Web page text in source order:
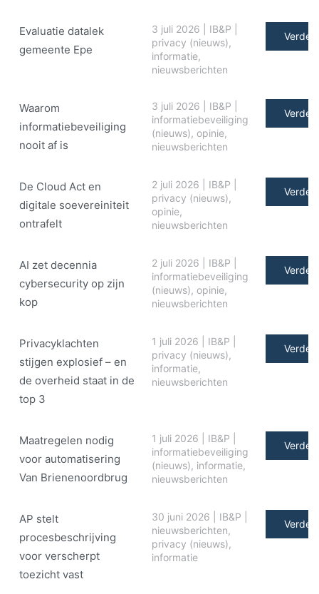
Evaluatie datalek
gemeente Epe
3 juli 2026 IB&P
privacy (nieuws),
informatie,
nieuwsberichten
Verder
Waarom
informatiebeveiliging
nooit af is
3 juli 2026 IB&P
informatiebeveiliging
(nieuws), opinie,
nieuwsberichten
Verder
De Cloud Act en
digitale soe­ve­rei­ni­teit
ontrafelt
2 juli 2026 IB&P
privacy (nieuws),
opinie,
nieuwsberichten
Verder
AI zet decennia
cybersecurity op zijn
kop
2 juli 2026 IB&P
informatiebeveiliging
(nieuws), opinie,
nieuwsberichten
Verder
Privacyklachten
stijgen explosief – en
de overheid staat in de
top 3
1 juli 2026 IB&P
privacy (nieuws),
informatie,
nieuwsberichten
Verder
Maatregelen nodig
voor automatisering
Van Brienenoordbrug
1 juli 2026 IB&P
informatiebeveiliging
(nieuws), informatie,
nieuwsberichten
Verder
AP stelt
procesbeschrijving
voor verscherpt
toezicht vast
30 juni 2026 IB&P
nieuwsberichten,
privacy (nieuws),
informatie
Verder